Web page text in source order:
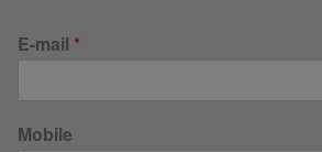
E-mail *
Mobile